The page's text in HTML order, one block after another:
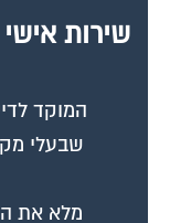
שירות
המוקד
שבעלי
מלא את